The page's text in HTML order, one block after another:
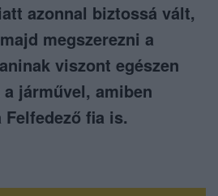
azonnal biztossá vált,
megszerezni a
viszont egészen
járművel, amiben
fia is.